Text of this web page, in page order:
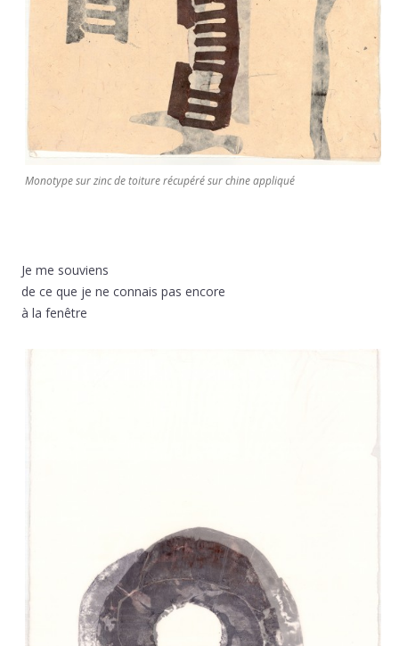
Monotype sur zinc de toiture récupéré sur chine appliqué
Je me souviens
de ce que je ne connais pas encore
à la fenêtre